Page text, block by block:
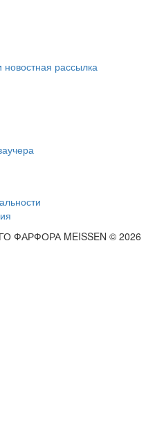
рассылка
ФАРФОРА MEISSEN © 2026